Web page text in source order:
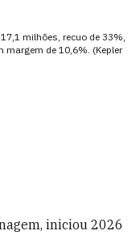
milhões, recuo de 33%,
margem de 10,6%. (Kepler
iniciou 2026